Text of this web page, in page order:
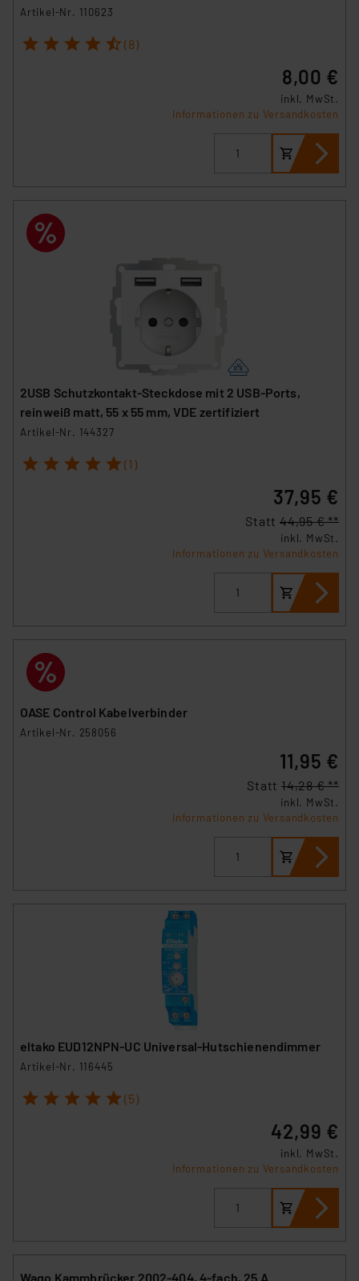
Artikel-Nr. 110623
1 2 3 4 5 (8)
8,00 €
inkl. MwSt.
Informationen zu Versandkosten
2USB Schutzkontakt-Steckdose mit 2 USB-Ports,
reinweiß matt, 55 x 55 mm, VDE zertifiziert
Artikel-Nr. 144327
1 2 3 4 5 (1)
37,95 €
Statt 44,95 € **
inkl. MwSt.
Informationen zu Versandkosten
OASE Control Kabelverbinder
Artikel-Nr. 258056
11,95 €
Statt 14,28 € **
inkl. MwSt.
Informationen zu Versandkosten
eltako EUD12NPN-UC Universal-Hutschienendimmer
Artikel-Nr. 116445
1 2 3 4 5 (5)
42,99 €
inkl. MwSt.
Informationen zu Versandkosten
Wago Kammbrücker 2002-404, 4-fach, 25 A